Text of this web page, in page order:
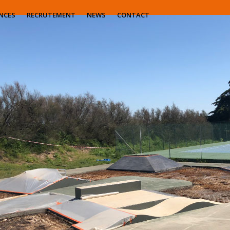
RECRUTEMENT NEWS CONTACT